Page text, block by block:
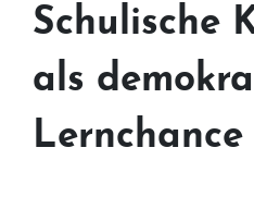
Schulische
als
Lernchance